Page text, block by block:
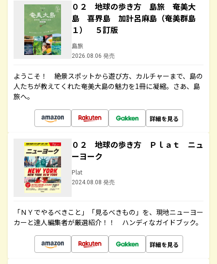
０２ 地球の歩き方 島旅 奄美大
島 喜界島 加計呂麻島（奄美群島
１） ５訂版
島旅
2026.08.06 発売
ようこそ！ 絶景スポットから遊び方、カルチャーまで、島の
人たちが教えてくれた奄美大島の魅力を1冊に凝縮。さあ、島
旅へ。
詳細を見る
０２ 地球の歩き方 Ｐｌａｔ ニュ
ーヨーク
Plat
2024.08.08 発売
「ＮＹでやるべきこと」「見るべきもの」を、現地ニューヨー
カーと達人編集者が厳選紹介！！ ハンディなガイドブック。
詳細を見る